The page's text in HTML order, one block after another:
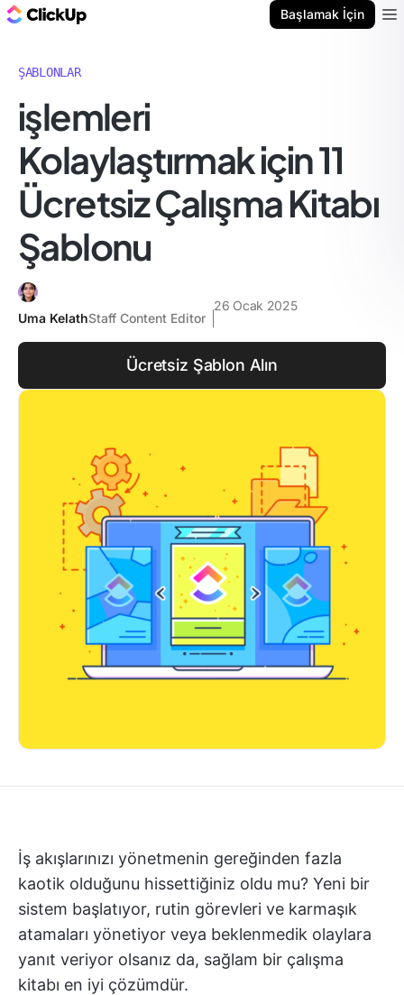
Başlamak İçin
ŞABLONLAR
i̇şlemleri
Kolaylaştırmak için 11
Ücretsiz Çalışma Kitabı
Şablonu
Uma KelathStaff Content Editor
26 Ocak 2025
Ücretsiz Şablon Alın
İş akışlarınızı yönetmenin gereğinden fazla
kaotik olduğunu hissettiğiniz oldu mu? Yeni bir
sistem başlatıyor, rutin görevleri ve karmaşık
atamaları yönetiyor veya beklenmedik olaylara
yanıt veriyor olsanız da, sağlam bir çalışma
kitabı en iyi çözümdür.